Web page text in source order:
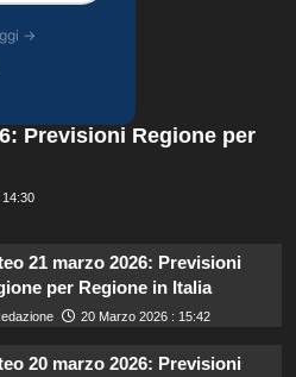
→
Previsioni Regione per
21 marzo 2026: Previsioni
per Regione in Italia
20 Marzo 2026 : 15:42
20 marzo 2026: Previsioni